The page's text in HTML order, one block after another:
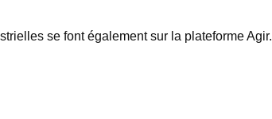
se font également sur la plateforme Agir.